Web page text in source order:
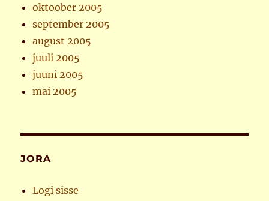
oktoober 2005
september 2005
august 2005
juuli 2005
juuni 2005
mai 2005
JORA
Logi sisse